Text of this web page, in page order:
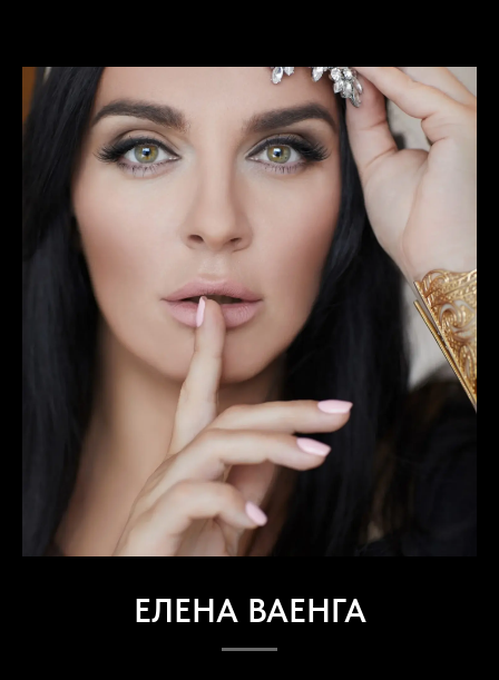
ЕЛЕНА ВАЕНГА